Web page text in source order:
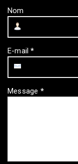
Nom
E-mail*
Message *